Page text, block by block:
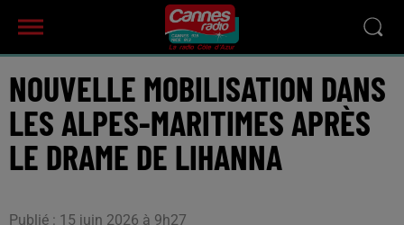
NOUVELLE MOBILISATION DANS
LES ALPES-MARITIMES APRÈS
LE DRAME DE LIHANNA
Publié : 15 juin 2026 à 9h27